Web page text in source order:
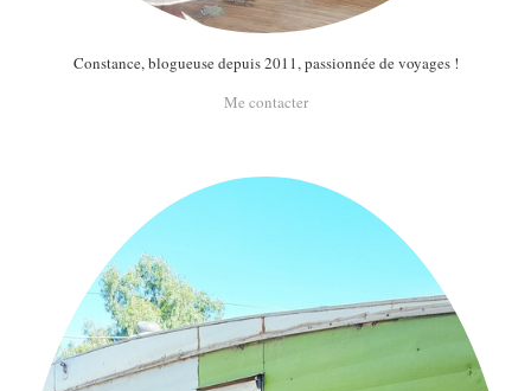
Constance, blogueuse depuis 2011, passionnée de voyages !
Me contacter